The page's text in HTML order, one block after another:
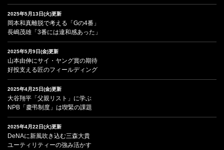
2025年5月13日(火)更新
岡本和真離脱で考える「Gの4番」
長嶋茂雄「3番には違和感あった」
2025年5月9日(金)更新
山本由伸にサイ・ヤング賞の期待
好投支える匠のフィールディング
2025年4月25日(金)更新
大谷翔平「父親リスト」に学ぶ
NPB「慶弔制度」は喫緊の課題
2025年4月22日(火)更新
DeNAに新風吹き込む三森大貴
ユーティリティーの強み活かす